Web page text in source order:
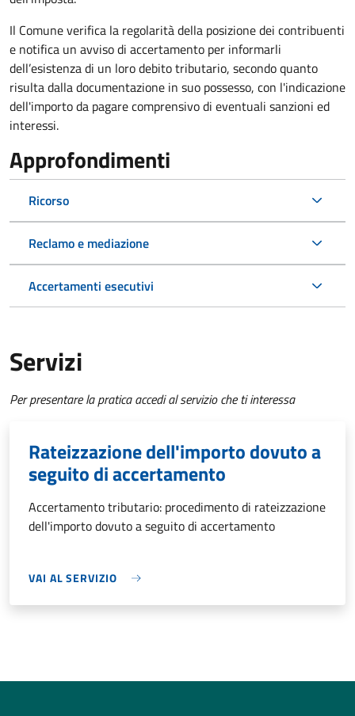
Il Comune verifica la regolarità della posizione dei contribuenti
e notifica un avviso di accertamento per informarli
dell’esistenza di un loro debito tributario, secondo quanto
risulta dalla documentazione in suo possesso, con l'indicazione
dell'importo da pagare comprensivo di eventuali sanzioni ed
interessi.
Approfondimenti
Ricorso
Reclamo e mediazione
Accertamenti esecutivi
Servizi
Per presentare la pratica accedi al servizio che ti interessa
Rateizzazione dell'importo dovuto a
seguito di accertamento
Accertamento tributario: procedimento di rateizzazione
dell'importo dovuto a seguito di accertamento
VAI AL SERVIZIO